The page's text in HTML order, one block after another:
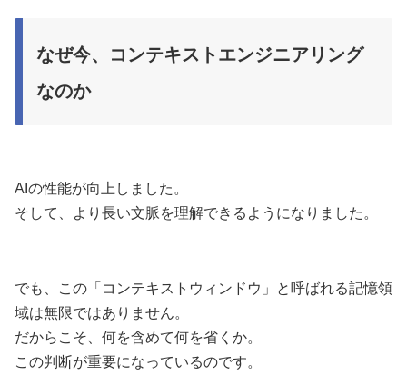
なぜ今、コンテキストエンジニアリング
なのか
AIの性能が向上しました。
そして、より長い文脈を理解できるようになりました。
でも、この「コンテキストウィンドウ」と呼ばれる記憶領
域は無限ではありません。
だからこそ、何を含めて何を省くか。
この判断が重要になっているのです。